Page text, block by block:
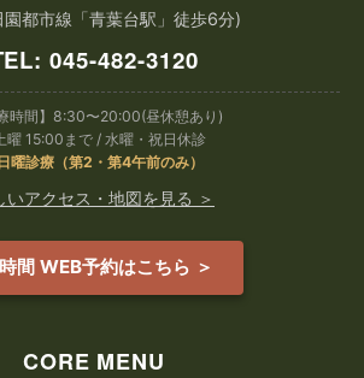
園都市線「青葉台駅」徒歩6分)
045-482-3120
療時間】8:30〜20:00(昼休憩あり)
曜 15:00まで / 水曜・祝日休診
曜診療（第2・第4午前のみ）
いアクセス・地図を見る ＞
間 WEB予約はこちら ＞
CORE MENU